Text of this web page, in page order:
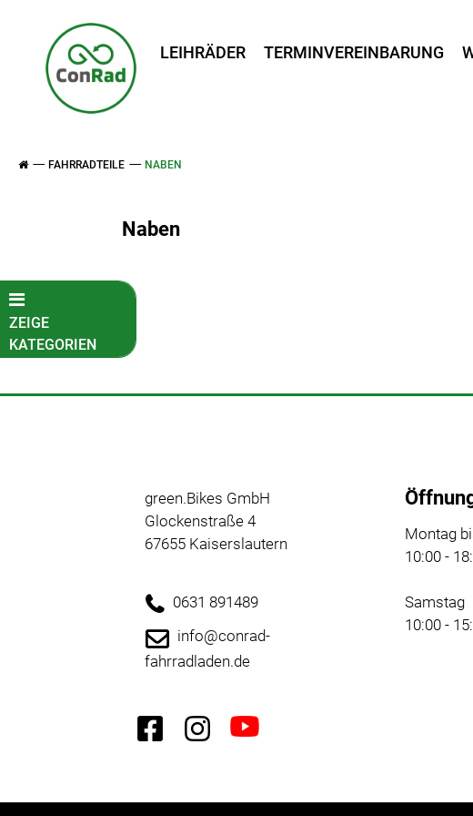
LEIHRÄDER TERMINVEREINBARUNG
FAHRRADTEILE NABEN
ZEIGE
KATEGORIEN
Naben
green.Bikes GmbH
Glockenstraße 4
67655 Kaiserslautern
0631 891489
info@conrad-
fahrradladen.de
Montag
10:00 -
Samstag
10:00 -